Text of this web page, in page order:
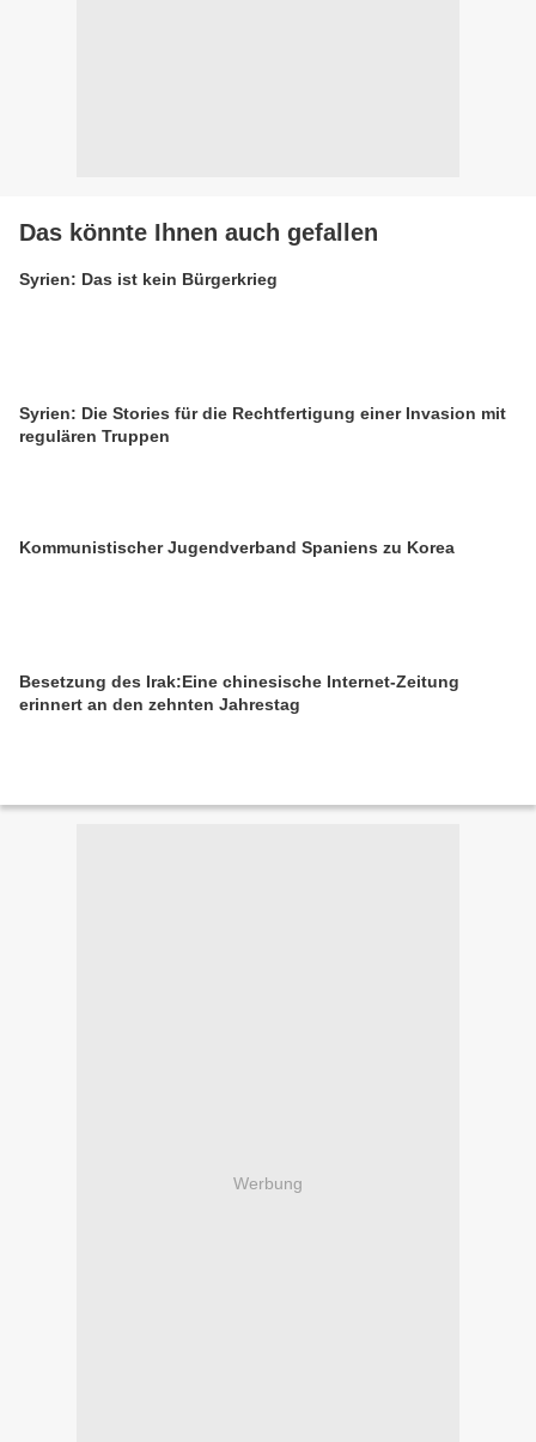
Das könnte Ihnen auch gefallen
Syrien: Das ist kein Bürgerkrieg
Syrien: Die Stories für die Rechtfertigung einer Invasion mit
regulären Truppen
Kommunistischer Jugendverband Spaniens zu Korea
Besetzung des Irak:Eine chinesische Internet-Zeitung
erinnert an den zehnten Jahrestag
Werbung